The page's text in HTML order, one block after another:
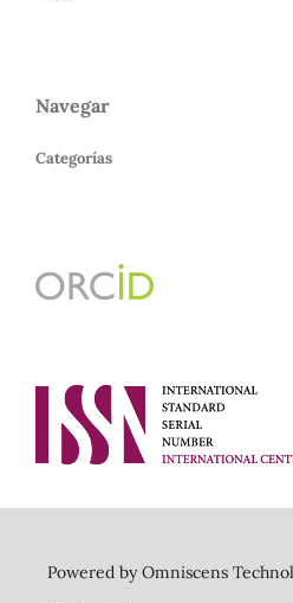
Navegar
Categorías
Powered by Omniscens